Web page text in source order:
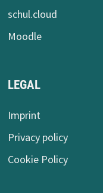
schul.cloud
Moodle
LEGAL
Imprint
Privacy policy
Cookie Policy